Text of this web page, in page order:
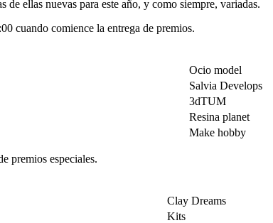
ellas nuevas para este año, y como siempre, variadas.
cuando comience la entrega de premios.
Ocio model
Salvia Develops
3dTUM
Resina planet
Make hobby
premios especiales.
Clay Dreams
Kits